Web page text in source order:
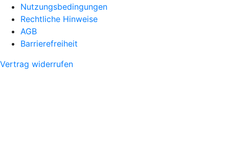
Nutzungsbedingungen
Rechtliche Hinweise
AGB
Barrierefreiheit
Vertrag widerrufen